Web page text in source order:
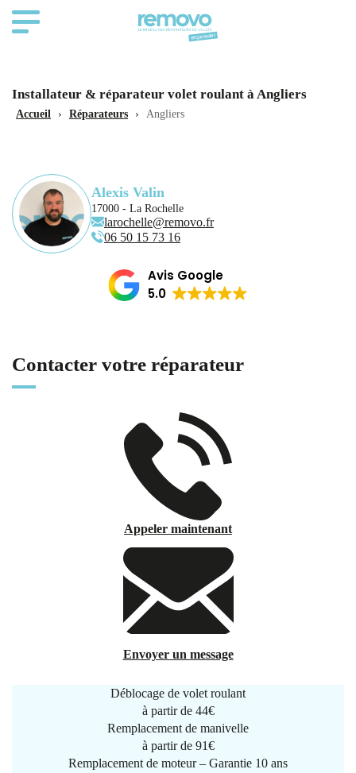
Installateur & réparateur volet roulant à Angliers
Accueil › Réparateurs › Angliers
Alexis Valin
17000 - La Rochelle
larochelle@removo.fr
06 50 15 73 16
Avis Google
5.0
Contacter votre réparateur
Appeler maintenant
Envoyer un message
Déblocage de volet roulant
à partir de 44€
Remplacement de manivelle
à partir de 91€
Remplacement de moteur – Garantie 10 ans